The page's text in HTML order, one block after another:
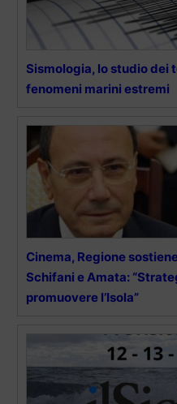
Sismologia, lo studio dei
fenomeni marini estremi
Cinema, Regione
Schifani e Amata:
promuovere l’Isola”